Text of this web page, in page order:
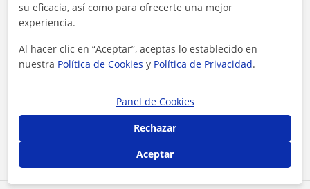
Contactar ahora
su eficacia, así como para ofrecerte una mejor
experiencia.
Al hacer clic en “Aceptar”, aceptas lo establecido en
nuestra Política de Cookies y Política de Privacidad.
Panel de Cookies
Rechazar
Aceptar